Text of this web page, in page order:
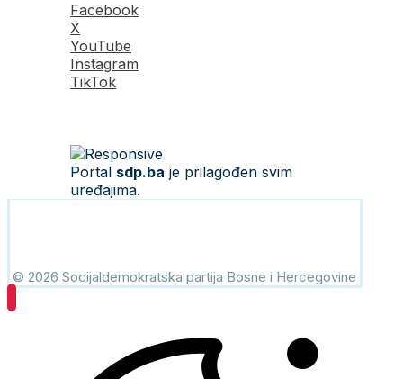
Facebook
X
YouTube
Instagram
TikTok
Portal sdp.ba je prilagođen svim
uređajima.
© 2026 Socijaldemokratska partija Bosne i Hercegovine